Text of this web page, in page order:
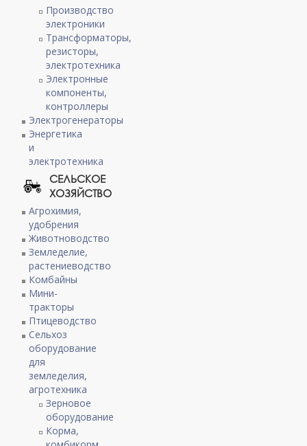
Производство
электроники
Трансформаторы,
резисторы,
электротехника
Электронные
компоненты,
контроллеры
Электрогенераторы
Энергетика
и
электротехника
СЕЛЬСКОЕ
ХОЗЯЙСТВО
Агрохимия,
удобрения
Животноводство
Земледелие,
растениеводство
Комбайны
Мини-
тракторы
Птицеводство
Сельхоз
оборудование
для
земледелия,
агротехника
Зерновое
оборудование
Корма,